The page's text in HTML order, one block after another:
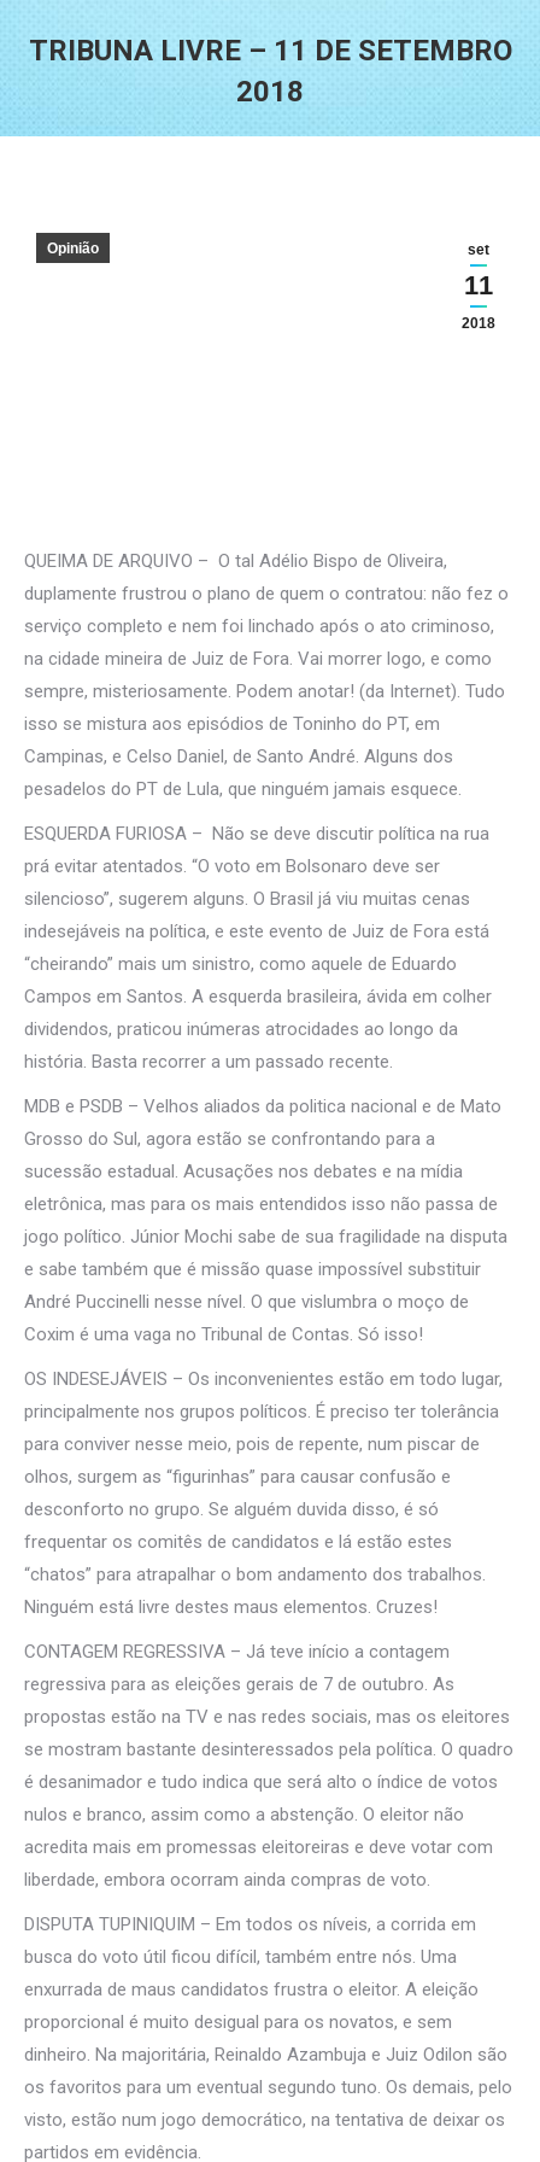
TRIBUNA LIVRE – 11 DE SETEMBRO
2018
set
11
2018
Opinião
QUEIMA DE ARQUIVO – O tal Adélio Bispo de Oliveira,
duplamente frustrou o plano de quem o contratou: não fez o
serviço completo e nem foi linchado após o ato criminoso,
na cidade mineira de Juiz de Fora. Vai morrer logo, e como
sempre, misteriosamente. Podem anotar! (da Internet). Tudo
isso se mistura aos episódios de Toninho do PT, em
Campinas, e Celso Daniel, de Santo André. Alguns dos
pesadelos do PT de Lula, que ninguém jamais esquece.
ESQUERDA FURIOSA – Não se deve discutir política na rua
prá evitar atentados. “O voto em Bolsonaro deve ser
silencioso”, sugerem alguns. O Brasil já viu muitas cenas
indesejáveis na política, e este evento de Juiz de Fora está
“cheirando” mais um sinistro, como aquele de Eduardo
Campos em Santos. A esquerda brasileira, ávida em colher
dividendos, praticou inúmeras atrocidades ao longo da
história. Basta recorrer a um passado recente.
MDB e PSDB – Velhos aliados da politica nacional e de Mato
Grosso do Sul, agora estão se confrontando para a
sucessão estadual. Acusações nos debates e na mídia
eletrônica, mas para os mais entendidos isso não passa de
jogo político. Júnior Mochi sabe de sua fragilidade na disputa
e sabe também que é missão quase impossível substituir
André Puccinelli nesse nível. O que vislumbra o moço de
Coxim é uma vaga no Tribunal de Contas. Só isso!
OS INDESEJÁVEIS – Os inconvenientes estão em todo lugar,
principalmente nos grupos políticos. É preciso ter tolerância
para conviver nesse meio, pois de repente, num piscar de
olhos, surgem as “figurinhas” para causar confusão e
desconforto no grupo. Se alguém duvida disso, é só
frequentar os comitês de candidatos e lá estão estes
“chatos” para atrapalhar o bom andamento dos trabalhos.
Ninguém está livre destes maus elementos. Cruzes!
CONTAGEM REGRESSIVA – Já teve início a contagem
regressiva para as eleições gerais de 7 de outubro. As
propostas estão na TV e nas redes sociais, mas os eleitores
se mostram bastante desinteressados pela política. O quadro
é desanimador e tudo indica que será alto o índice de votos
nulos e branco, assim como a abstenção. O eleitor não
acredita mais em promessas eleitoreiras e deve votar com
liberdade, embora ocorram ainda compras de voto.
DISPUTA TUPINIQUIM – Em todos os níveis, a corrida em
busca do voto útil ficou difícil, também entre nós. Uma
enxurrada de maus candidatos frustra o eleitor. A eleição
proporcional é muito desigual para os novatos, e sem
dinheiro. Na majoritária, Reinaldo Azambuja e Juiz Odilon são
os favoritos para um eventual segundo tuno. Os demais, pelo
visto, estão num jogo democrático, na tentativa de deixar os
partidos em evidência.